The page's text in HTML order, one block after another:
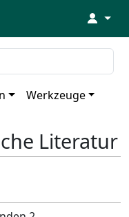
↓
Werkzeuge
Literatur